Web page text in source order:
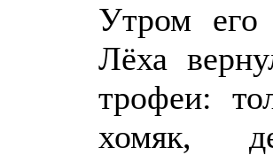
Утром его
Лёха
трофеи:
хомяк,